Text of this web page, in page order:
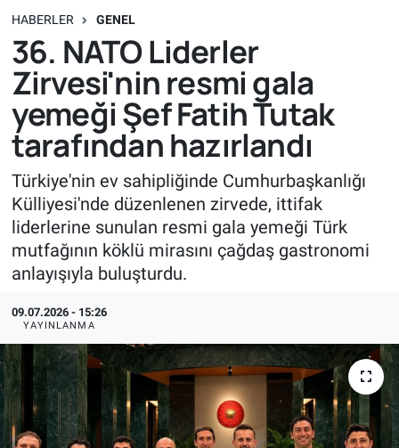
HABERLER GENEL
36. NATO Liderler
Zirvesi'nin resmi gala
yemeği Şef Fatih Tutak
tarafından hazırlandı
Türkiye'nin ev sahipliğinde Cumhurbaşkanlığı
Külliyesi'nde düzenlenen zirvede, ittifak
liderlerine sunulan resmi gala yemeği Türk
mutfağının köklü mirasını çağdaş gastronomi
anlayışıyla buluşturdu.
09.07.2026 - 15:26
YAYINLANMA
Süper Lig Puan Durumu ve Fikstür
Tüm Manşetler
Son Dakika Haberleri
Haber Arşivi